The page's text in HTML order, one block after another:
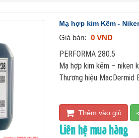
Mạ hợp kim Kẽm -
Giá bán: 0 VND
PERFORMA 280.5
Mạ hợp kim kẽm – niken
Thương hiệu MacDermid
Thêm vào giỏ
Liên hệ mua hàng